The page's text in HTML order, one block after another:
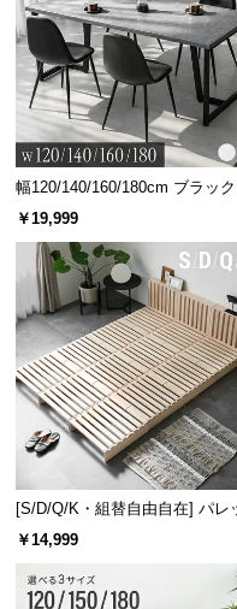
幅120/140/160/180cm ブラック
レーム ダイニング 大理石調 4人
￥19,999
[S/D/Q/K・組替自由自在] パレ
ベッド 8/12/16枚セット
￥14,999